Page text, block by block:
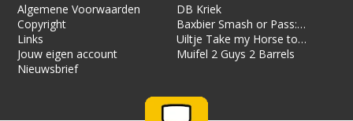
Algemene Voorwaarden
Copyright
Links
Jouw eigen account
Nieuwsbrief
DB Kriek
Baxbier Smash or Pass:
Strata
Uiltje Take my Horse to
the Hotel Room
Muifel 2 Guys 2 Barrels